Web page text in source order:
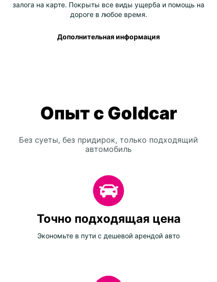
залога на карте. Покрыты все виды ущерба и помощь на
дороге в любое время.
Дополнительная информация
Опыт с Goldcar
Без суеты, без придирок, только подходящий
автомобиль
Точно подходящая цена
Экономьте в пути с дешевой арендой авто